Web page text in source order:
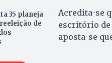
35 planeja
de
Acredita-se
escritório
aposta-se